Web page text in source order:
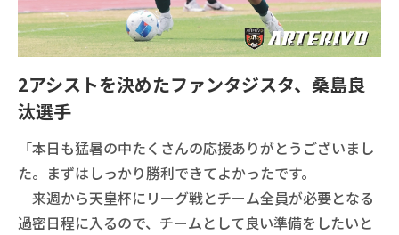
2アシストを決めたファンタジスタ、桑島良
汰選手
「本日も猛暑の中たくさんの応援ありがとうございまし
た。まずはしっかり勝利できてよかったです。
来週から天皇杯にリーグ戦とチーム全員が必要となる
過密日程に入るので、チームとして良い準備をしたいと